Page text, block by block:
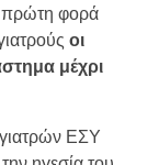
πρώτη φορά
οι
μέχρι
ΕΣΥ